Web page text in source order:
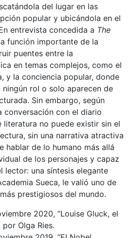
del lugar en las
popular y ubicándola en el
entrevista concedida a The
función importante de la
puentes entre la
en temas complejos, como el
y la conciencia popular, donde
ningún rol o solo aparecen de
Sin embargo, según
conversación con el diario
no puede existir sin el
sin una narrativa atractiva
hablar de lo humano más allá
de los personajes y capaz
lector: una síntesis elegante
Sueca, le valió uno de
prestigiosos del mundo.
2020, “Louise Gluck, el
por Olga Ries.